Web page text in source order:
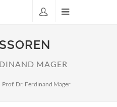
MAGER
Prof. Dr. Ferdinand Mager